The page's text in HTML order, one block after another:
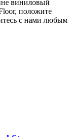
виниловый
положите
с нами любым